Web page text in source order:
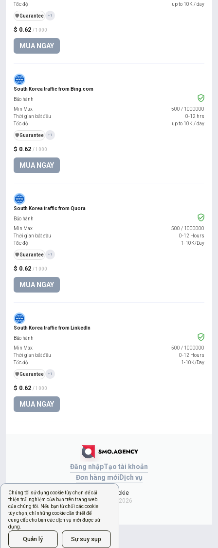
Chúng tôi sử dụng cookie tùy chọn để cải
thiện trải nghiệm của bạn trên trang web
của chúng tôi. Nếu bạn từ chối các cookie
tùy chọn, chỉ những cookie cần thiết để
cung cấp cho bạn các dịch vụ mới được sử
dụng.
Quản lý Sự suy sụp
$ 0.62 / 1000
MUA NGAY
Tốc độ
up to 10K / day
️🛡️Guarantee +1
South Korea traffic from Bing.com
$ 0.62 / 1000
MUA NGAY
Bảo hành
Min Max
500 / 1000000
Thời gian bắt đầu
0-12 hrs
Tốc độ
up to 10K / day
️🛡️Guarantee +1
South Korea traffic from Quora
$ 0.62 / 1000
MUA NGAY
Bảo hành
Min Max
500 / 1000000
Thời gian bắt đầu
0-12 Hours
Tốc độ
1-10K/Day
️🛡️Guarantee +1
South Korea traffic from LinkedIn
$ 0.62 / 1000
MUA NGAY
Bảo hành
Min Max
500 / 1000000
Thời gian bắt đầu
0-12 Hours
Tốc độ
1-10K/Day
️🛡️Guarantee +1
Đăng nhậpTạo tài khoản
Đơn hàng mới Dịch vụ
Quản lý cookie
Copyright © 2026